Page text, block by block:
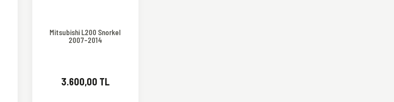
Mitsubishi L200 Snorkel
2007-2014
3.600,00 TL